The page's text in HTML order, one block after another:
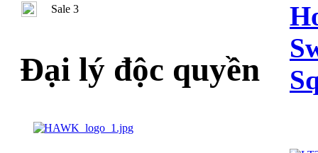
Sale 3
Đại lý độc quyền